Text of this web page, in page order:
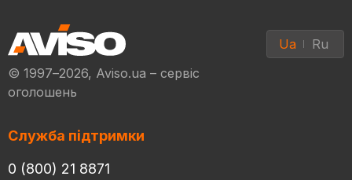
© 1997–2026, Aviso.ua – сервіс
оголошень
Ua Ru
Служба підтримки
0 (800) 21 8871